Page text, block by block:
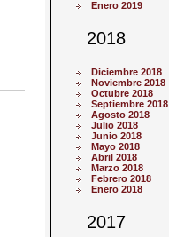
Enero 2019
2018
Diciembre 2018
Noviembre 2018
Octubre 2018
Septiembre 2018
Agosto 2018
Julio 2018
Junio 2018
Mayo 2018
Abril 2018
Marzo 2018
Febrero 2018
Enero 2018
2017